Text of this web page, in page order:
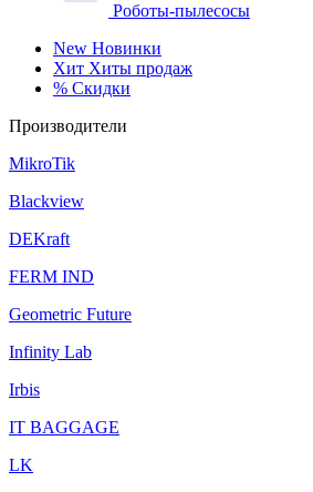
Роботы-пылесосы
New Новинки
Хит Хиты продаж
% Скидки
Производители
MikroTik
Blackview
DEKraft
FERM IND
Geometric Future
Infinity Lab
Irbis
IT BAGGAGE
LK